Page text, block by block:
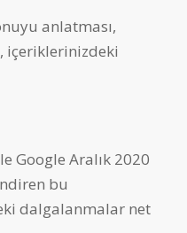
anlatması,
içeriklerinizdeki
Google Aralık 2020
bu
dalgalanmalar net